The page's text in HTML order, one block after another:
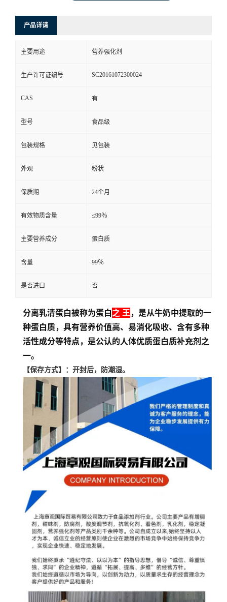
产品详请
主要用途 营养强化剂
生产许可证编号 SC20161072300024
CAS 有
型号 食品级
包装规格 见包装
外观 粉状
保质期 24个月
有效物质含量 ≤99％
主要营养成分 蛋白质
含量 99％
是否进口 否
分离乳清蛋白被称为蛋白之 王 ，是从牛奶中提取的一
种蛋白质，具有营养价值高、易消化吸收、含有多种
活性成分等特点，是公认的人体优质蛋白质补充剂之
一。
【保存方式】 ：开封后，防潮湿。